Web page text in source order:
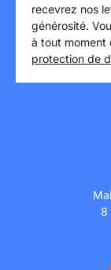
recevrez nos
générosité.
à tout moment
protection de
8